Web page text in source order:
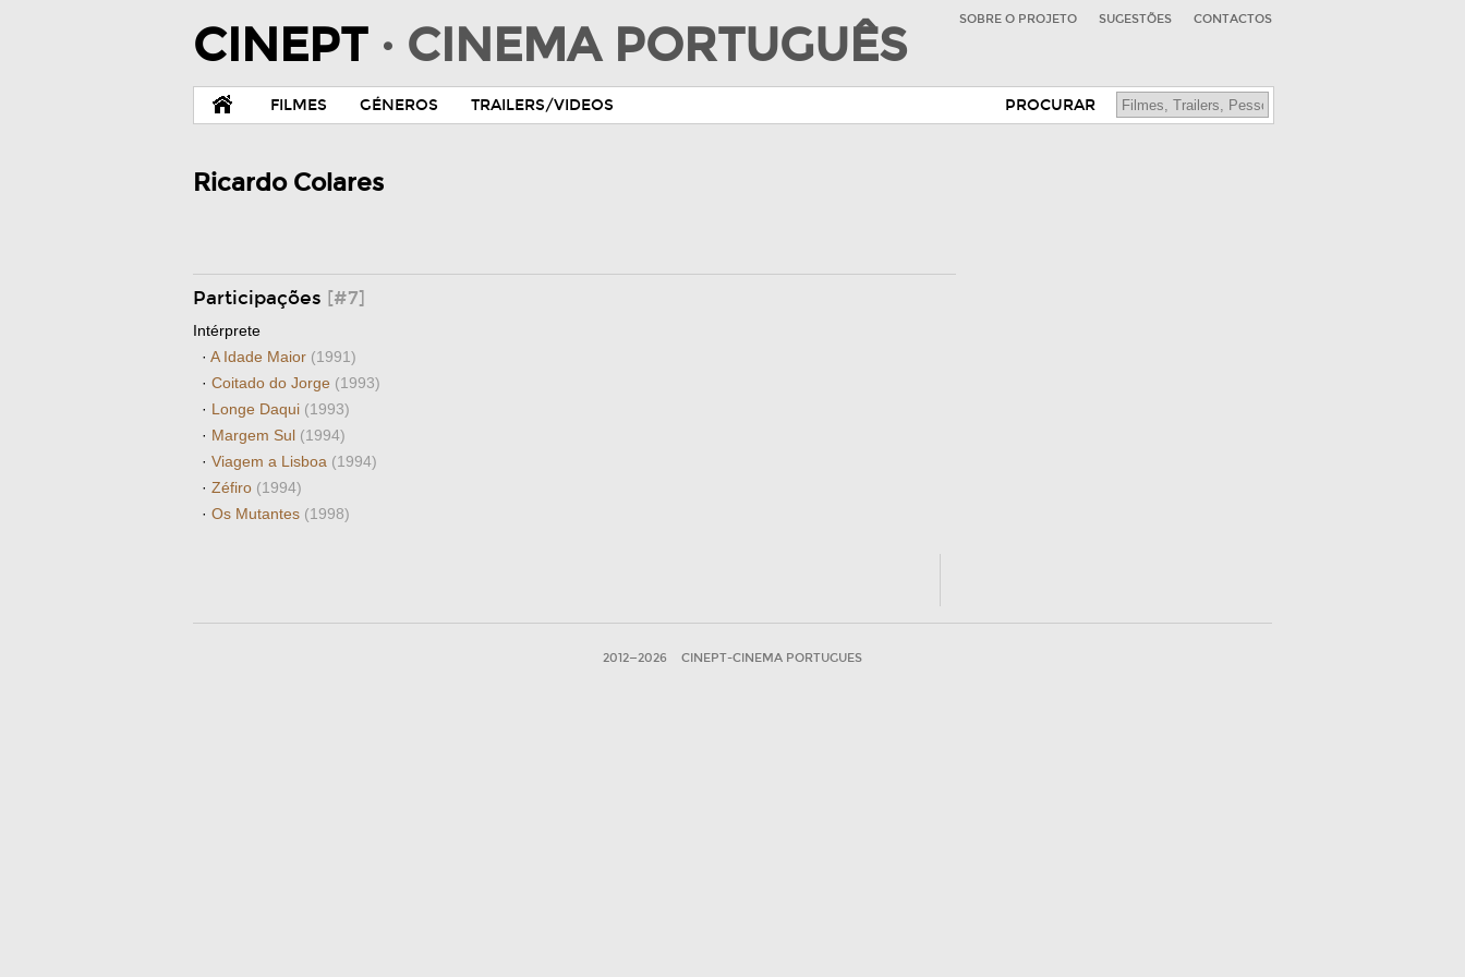
CINEPT · CINEMA PORTUGUÊS SOBRE O PROJETO SUGESTÕES CONTACTOS
FILMES GÉNEROS TRAILERS/VIDEOS PROCURAR
Ricardo Colares
Participações [#7]
Intérprete
· A Idade Maior (1991)
· Coitado do Jorge (1993)
· Longe Daqui (1993)
· Margem Sul (1994)
· Viagem a Lisboa (1994)
· Zéfiro (1994)
· Os Mutantes (1998)
2012—2026 CINEPT-CINEMA PORTUGUES